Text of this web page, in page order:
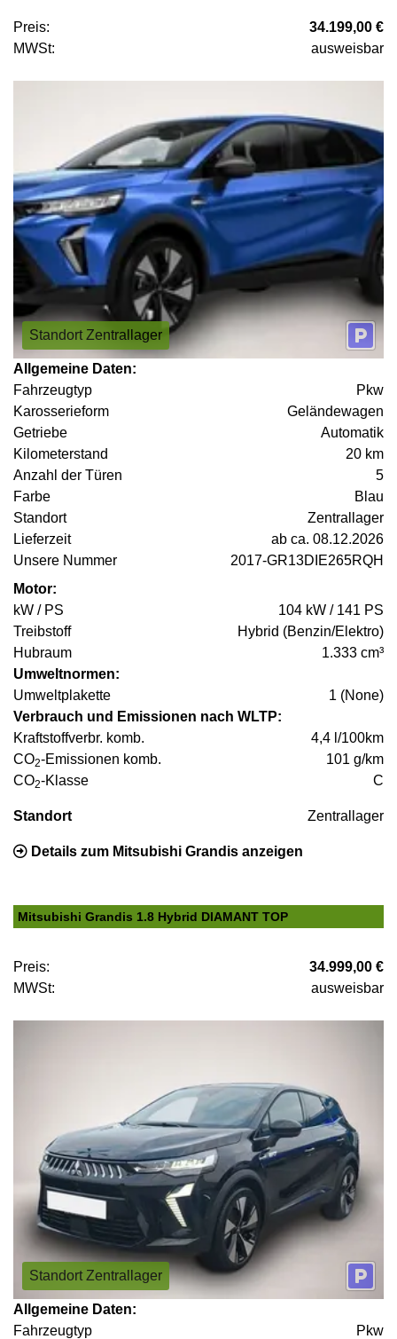
Preis:
34.199,00 €
MWSt:
ausweisbar
Standort Zentrallager
Allgemeine Daten:
Fahrzeugtyp
Pkw
Karosserieform
Geländewagen
Getriebe
Automatik
Kilometerstand
20 km
Anzahl der Türen
5
Farbe
Blau
Standort
Zentrallager
Lieferzeit
ab ca. 08.12.2026
Unsere Nummer
2017-GR13DIE265RQH
Motor:
kW / PS
104 kW / 141 PS
Treibstoff
Hybrid (Benzin/Elektro)
Hubraum
1.333 cm³
Umweltnormen:
Umweltplakette
1 (None)
Verbrauch und Emissionen nach WLTP:
Kraftstoffverbr. komb.
4,4 l/100km
CO2-Emissionen komb.
101 g/km
CO2-Klasse C
Standort Zentrallager
Details zum Mitsubishi Grandis anzeigen
Mitsubishi Grandis 1.8 Hybrid DIAMANT TOP
Preis:
34.999,00 €
MWSt:
ausweisbar
Standort Zentrallager
Allgemeine Daten:
Fahrzeugtyp
Pkw